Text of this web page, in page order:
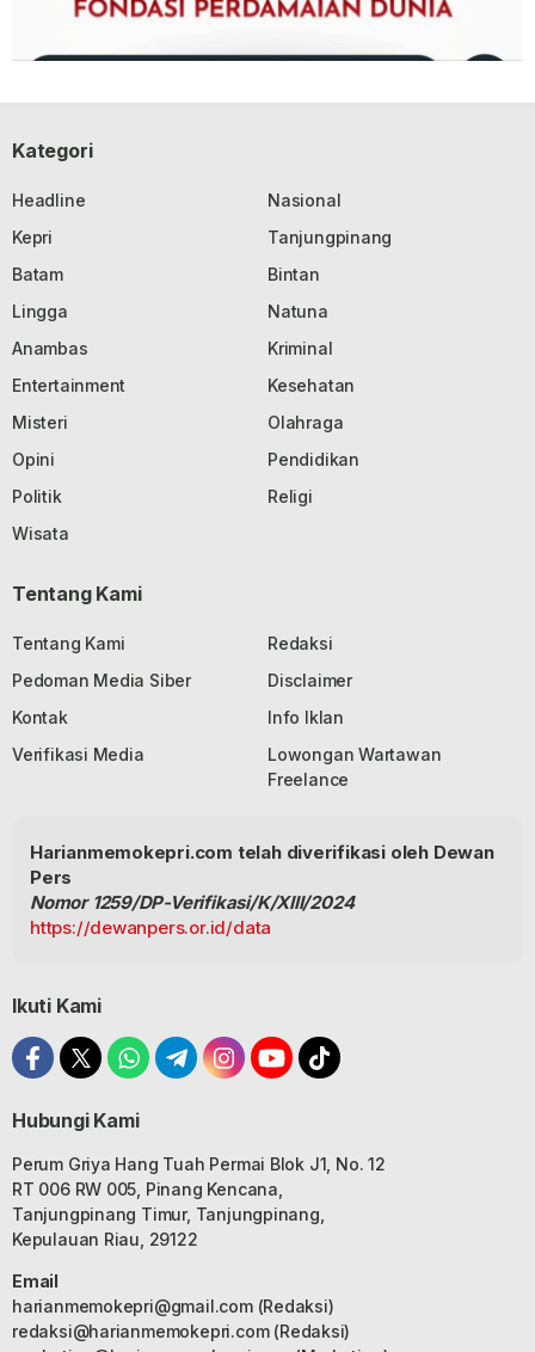
Kategori
Headline
Nasional
Kepri
Tanjungpinang
Batam
Bintan
Lingga
Natuna
Anambas
Kriminal
Entertainment
Kesehatan
Misteri
Olahraga
Opini
Pendidikan
Politik
Religi
Wisata
Tentang Kami
Tentang Kami
Redaksi
Pedoman Media Siber
Disclaimer
Kontak
Info Iklan
Verifikasi Media
Lowongan Wartawan
Freelance
Harianmemokepri.com telah diverifikasi oleh Dewan
Pers
Nomor 1259/DP-Verifikasi/K/XIII/2024
https://dewanpers.or.id/data
Ikuti Kami
Hubungi Kami
Perum Griya Hang Tuah Permai Blok J1, No. 12
RT 006 RW 005, Pinang Kencana,
Tanjungpinang Timur, Tanjungpinang,
Kepulauan Riau, 29122
Email
harianmemokepri@gmail.com(Redaksi)
redaksi@harianmemokepri.com(Redaksi)